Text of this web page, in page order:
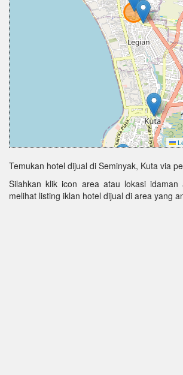
Temukan hotel dijual di Seminyak, Kuta via
Silahkan klik icon area atau lokasi
melihat listing iklan hotel dijual di area yang